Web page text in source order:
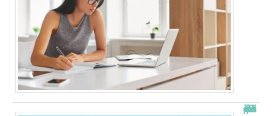
JetPunk : le meilleur site de quiz et de jeux !